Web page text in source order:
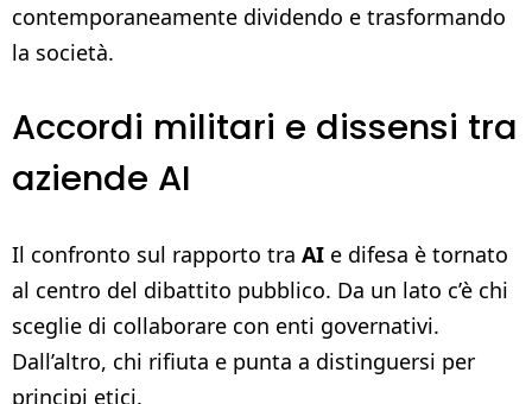
contemporaneamente dividendo e trasformando
la società.
Accordi militari e dissensi tra
aziende AI
Il confronto sul rapporto tra AI e difesa è tornato
al centro del dibattito pubblico. Da un lato c’è chi
sceglie di collaborare con enti governativi.
Dall’altro, chi rifiuta e punta a distinguersi per
principi etici.